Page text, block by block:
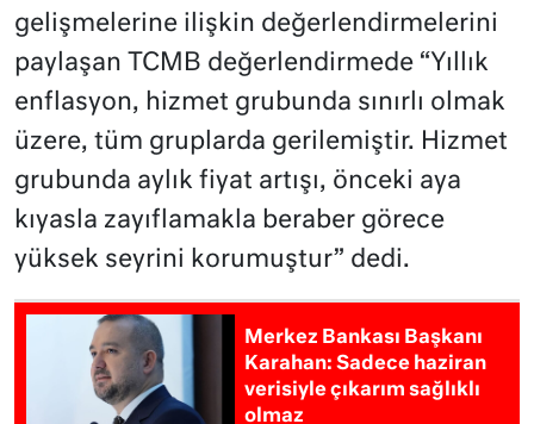
gelişmelerine ilişkin değerlendirmelerini
paylaşan TCMB değerlendirmede “Yıllık
enflasyon, hizmet grubunda sınırlı olmak
üzere, tüm gruplarda gerilemiştir. Hizmet
grubunda aylık fiyat artışı, önceki aya
kıyasla zayıflamakla beraber görece
yüksek seyrini korumuştur” dedi.
Merkez Bankası Başkanı
Karahan: Sadece haziran
verisiyle çıkarım sağlıklı
olmaz